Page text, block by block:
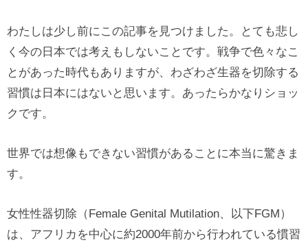
わたしは少し前にこの記事を見つけました。とても悲し
く今の日本では考えもしないことです。戦争で色々なこ
とがあった時代もありますが、わざわざ生器を切除する
習慣は日本にはないと思います。あったらかなりショッ
クです。
世界では想像もできない習慣があることに本当に驚きま
す。
女性性器切除（Female Genital Mutilation、以下FGM）
は、アフリカを中心に約2000年前から行われている慣習